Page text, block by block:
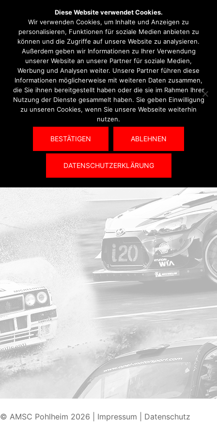
springen
Nichts gefunden
Das Gesuchte konnte leider nicht gefunden werden.
Vielleicht hilft die Suchfunktion.
© AMSC Pohlheim 2026 Impressum Datenschutz
Diese Website verwendet Cookies.
Wir verwenden Cookies, um Inhalte und Anzeigen zu
personalisieren, Funktionen für soziale Medien anbieten zu
können und die Zugriffe auf unsere Website zu analysieren.
Außerdem geben wir Informationen zu Ihrer Verwendung
unserer Website an unsere Partner für soziale Medien,
Werbung und Analysen weiter. Unsere Partner führen diese
Informationen möglicherweise mit weiteren Daten zusammen,
die Sie ihnen bereitgestellt haben oder die sie im Rahmen Ihrer
Nutzung der Dienste gesammelt haben. Sie geben Einwilligung
zu unseren Cookies, wenn Sie unsere Webseite weiterhin
nutzen.
BESTÄTIGEN ABLEHNEN
DATENSCHUTZERKLÄRUNG